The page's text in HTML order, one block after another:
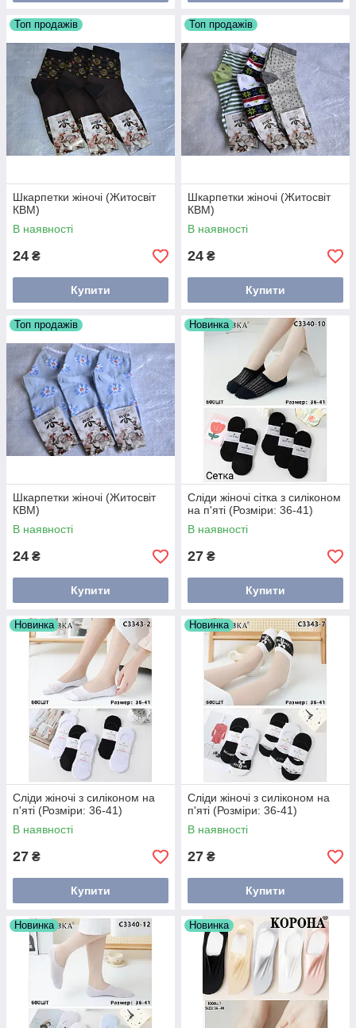
Топ продажів
Шкарпетки жіночі (Житосвіт
КВМ)
В наявності
24 ₴
Купити
Топ продажів
Шкарпетки жіночі (Житосвіт
КВМ)
В наявності
24 ₴
Купити
Топ продажів
Шкарпетки жіночі (Житосвіт
КВМ)
В наявності
24 ₴
Купити
Новинка
Сліди жіночі сітка з силіконом
на п'яті (Розміри: 36-41)
В наявності
27 ₴
Купити
Новинка
Сліди жіночі з силіконом на
п'яті (Розміри: 36-41)
В наявності
27 ₴
Купити
Новинка
Сліди жіночі з силіконом на
п'яті (Розміри: 36-41)
В наявності
27 ₴
Купити
Новинка Новинка